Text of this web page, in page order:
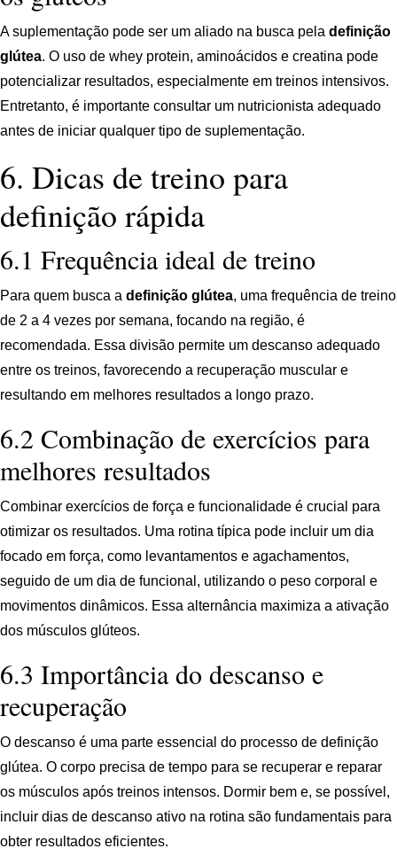
A suplementação pode ser um aliado na busca pela definição
glútea. O uso de whey protein, aminoácidos e creatina pode
potencializar resultados, especialmente em treinos intensivos.
Entretanto, é importante consultar um nutricionista adequado
antes de iniciar qualquer tipo de suplementação.
6. Dicas de treino para
definição rápida
6.1 Frequência ideal de treino
Para quem busca a definição glútea, uma frequência de treino
de 2 a 4 vezes por semana, focando na região, é
recomendada. Essa divisão permite um descanso adequado
entre os treinos, favorecendo a recuperação muscular e
resultando em melhores resultados a longo prazo.
6.2 Combinação de exercícios para
melhores resultados
Combinar exercícios de força e funcionalidade é crucial para
otimizar os resultados. Uma rotina típica pode incluir um dia
focado em força, como levantamentos e agachamentos,
seguido de um dia de funcional, utilizando o peso corporal e
movimentos dinâmicos. Essa alternância maximiza a ativação
dos músculos glúteos.
6.3 Importância do descanso e
recuperação
O descanso é uma parte essencial do processo de definição
glútea. O corpo precisa de tempo para se recuperar e reparar
os músculos após treinos intensos. Dormir bem e, se possível,
incluir dias de descanso ativo na rotina são fundamentais para
obter resultados eficientes.